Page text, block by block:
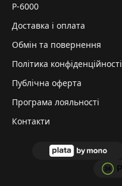
P-6000
Доставка і оплата
Обмін та повернення
Політика конфіденційності
Публічна оферта
Програма лояльності
Контакти